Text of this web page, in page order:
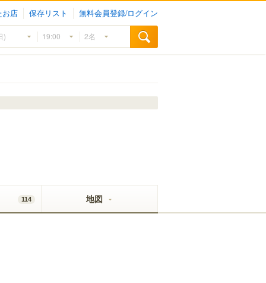
お店 保存リスト 無料会員登録/ログイン
114 地図